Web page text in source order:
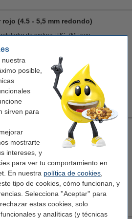
nuestra
posible,
sirven para
mostrarte
intereses, y
para ver tu comportamiento en
En nuestra política de cookies
tipo de cookies, cómo funcionan, y
Selecciona ''Aceptar'' para
estas cookies, solo
y analíticas (y técnicas
rojo (4.5 - 5,5 mm redondo)
rotulador de pintura PC-7M rojo
y descripción
el lunes!
Comprar
rosa (4.5 - 5,5 mm redondo)
rotulador de pintura PC-7M rosa
y descripción
externo
Comprar